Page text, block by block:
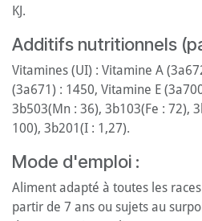
KJ.
Additifs nutritionnels
Vitamines (UI) : Vitamine A
(3a671) : 1450, Vitamine E
3b503(Mn : 36), 3b103(Fe : 72),
100), 3b201(I : 1,27).
Mode d'emploi :
Aliment adapté à toutes les
partir de 7 ans ou sujets au